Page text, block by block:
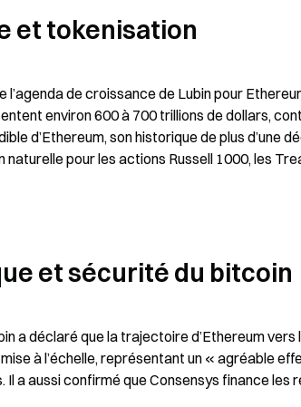
et tokenisation
de croissance de Lubin pour
environ 600 à 700 trillions de dollars,
d’Ethereum, son historique de plus d’une
pour les actions Russell 1000, les
et sécurité du bitcoin
a déclaré que la trajectoire d’Ethereum
à l’échelle, représentant un « agréable
a aussi confirmé que Consensys finance les